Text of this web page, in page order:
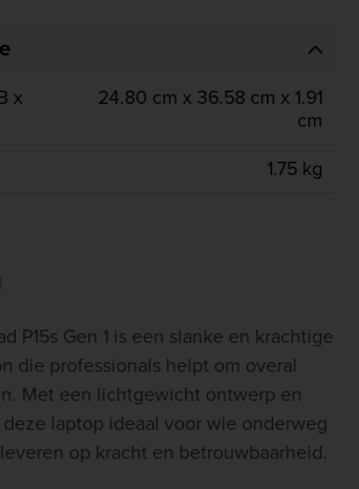
x
24.80 cm x 36.58 cm x 1.91
cm
1.75 kg
P15s Gen 1 is een slanke en krachtige
die professionals helpt om overal
Met een lichtgewicht ontwerp en
laptop ideaal voor wie onderweg
op kracht en betrouwbaarheid.